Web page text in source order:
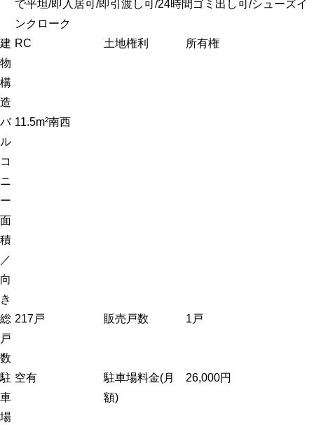
で平坦/即入居可/即引渡し可/24時間ゴミ出し可/シューズイ
ンクローク
建
物
構
造
RC 土地権利 所有権
バ
ル
コ
ニ
ー
面
積
／
向
き
11.5m²南西
総
戸
数
217戸 販売戸数 1戸
駐
車
場
空有
駐車場料金(月
額)
26,000円